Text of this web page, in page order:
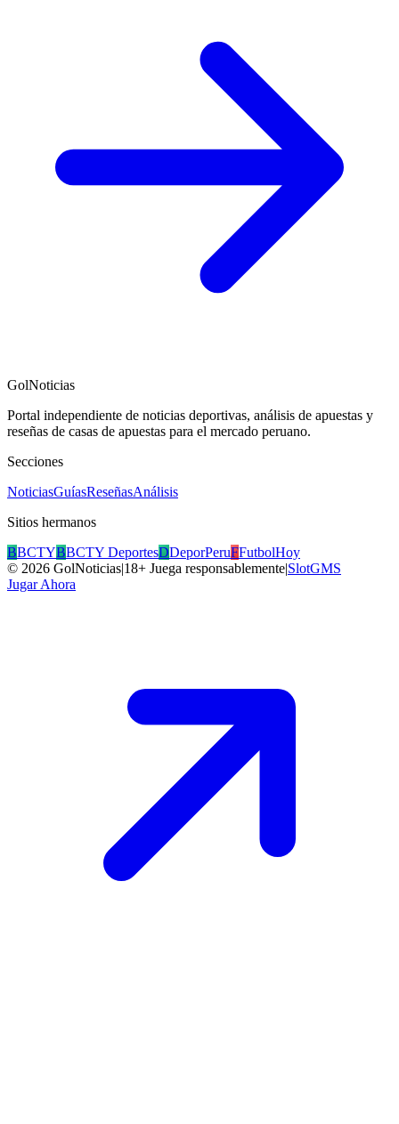
GolNoticias
Portal independiente de noticias deportivas, análisis de apuestas y
reseñas de casas de apuestas para el mercado peruano.
Secciones
NoticiasGuíasReseñasAnálisis
Sitios hermanos
BBCTYBBCTY DeportesDDeporPeruFFutbolHoy
© 2026 GolNoticias|18+ Juega responsablemente|SlotGMS
Jugar Ahora